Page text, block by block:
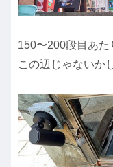
150〜200段目あ
この辺じゃないか